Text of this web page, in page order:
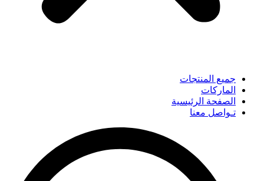
جميع المنتجات
الماركات
الصفحة الرئيسية
تـواصل معنا